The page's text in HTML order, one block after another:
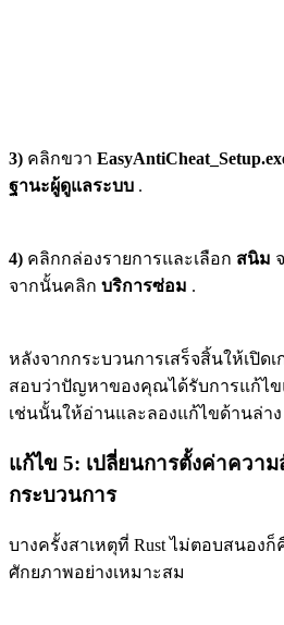
3) คลิกขวา
ฐานะผู้ดูแลระบบ .
4) คลิกกล่องรายการและเลือก สนิม
จากนั้นคลิก บริการซ่อม .
หลังจากกระบวนการเสร็จสิ้นให้เปิด
สอบว่าปัญหาของคุณได้รับการแก้ไข
เช่นนั้นให้อ่านและลองแก้ไขด้านล่าง
แก้ไข 5: เปลี่ยนการตั้งค่าควา
กระบวนการ
บางครั้งสาเหตุที่ Rust ไม่ตอบสนองก็
ศักยภาพอย่างเหมาะสม